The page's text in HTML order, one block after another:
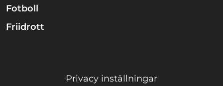
Fotboll
Friidrott
Privacy inställningar